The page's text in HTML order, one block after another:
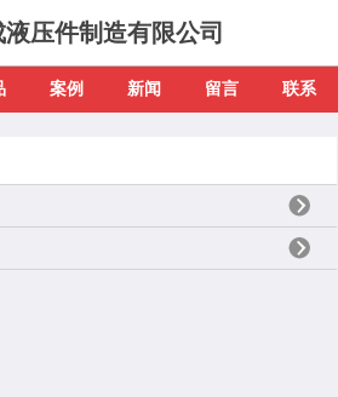
压件制造有限公司
案例 新闻 留言 联系